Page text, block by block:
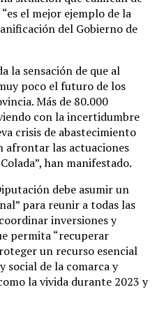
el mejor ejemplo de la
del Gobierno de
la sensación de que al
poco el futuro de los
Más de 80.000
con la incertidumbre
crisis de abastecimiento
afrontar las actuaciones
han manifestado.
debe asumir un
para reunir a todas las
inversiones y
permita “recuperar
un recurso esencial
social de la comarca y
la vivida durante 2023 y